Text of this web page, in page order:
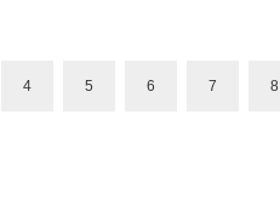
4 5 6 7 8